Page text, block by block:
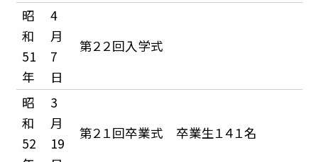
昭
和
51
年
4
月
7
日
第２２回入学式
昭
和
52
3
月
19
第２１回卒業式 卒業生１４１名